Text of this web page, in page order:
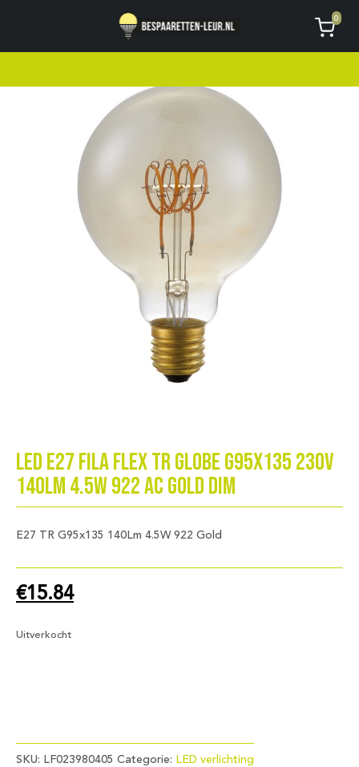
Geen code ontvangen of kwijt?
AVG
LED E27 Fila FleX TR Globe G95x135 230V
140Lm 4.5W 922 AC Gold Dim
E27 TR G95x135 140Lm 4.5W 922 Gold
€15.84
Uitverkocht
SKU: LF023980405 Categorie: LED verlichting
0